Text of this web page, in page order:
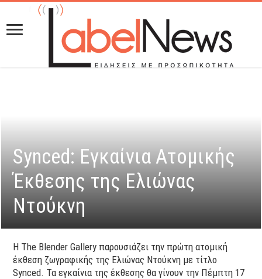
Synced: Εγκαίνια Ατομικής
Έκθεσης της Ελιώνας
Ντούκνη
Η The Blender Gallery παρουσιάζει την πρώτη ατομική
έκθεση ζωγραφικής της Ελιώνας Ντούκνη με τίτλο
Synced. Τα εγκαίνια της έκθεσης θα γίνουν την Πέμπτη 17